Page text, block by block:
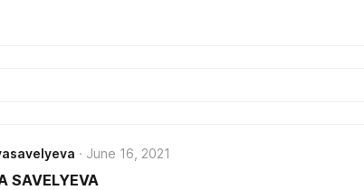
June 16, 2021
SAVELYEVA